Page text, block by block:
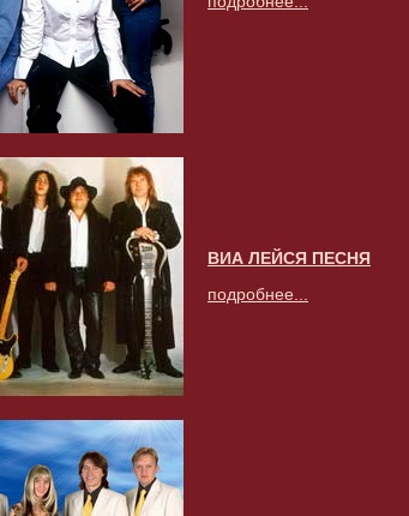
ВИА ЛЕЙСЯ ПЕСНЯ
подробнее...